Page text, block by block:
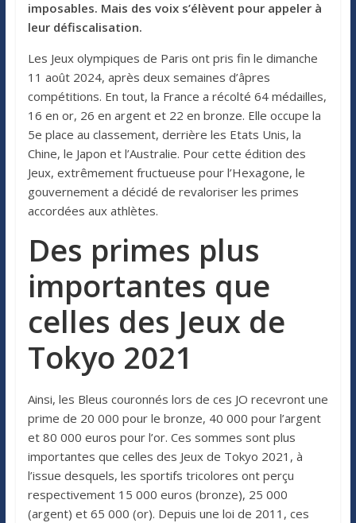
imposables. Mais des voix s’élèvent pour appeler à
leur défiscalisation.
Les Jeux olympiques de Paris ont pris fin le dimanche
11 août 2024, après deux semaines d’âpres
compétitions. En tout, la France a récolté 64 médailles,
16 en or, 26 en argent et 22 en bronze. Elle occupe la
5e place au classement, derrière les Etats Unis, la
Chine, le Japon et l’Australie. Pour cette édition des
Jeux, extrêmement fructueuse pour l’Hexagone, le
gouvernement a décidé de revaloriser les primes
accordées aux athlètes.
Des primes plus
importantes que
celles des Jeux de
Tokyo 2021
Ainsi, les Bleus couronnés lors de ces JO recevront une
prime de 20 000 pour le bronze, 40 000 pour l’argent
et 80 000 euros pour l’or. Ces sommes sont plus
importantes que celles des Jeux de Tokyo 2021, à
l’issue desquels, les sportifs tricolores ont perçu
respectivement 15 000 euros (bronze), 25 000
(argent) et 65 000 (or). Depuis une loi de 2011, ces